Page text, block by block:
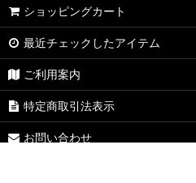
ショッピングカート
最近チェックしたアイテム
ご利用案内
特定商取引法表示
お問い合わせ